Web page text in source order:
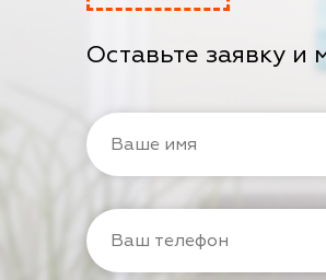
Оставьте заявку